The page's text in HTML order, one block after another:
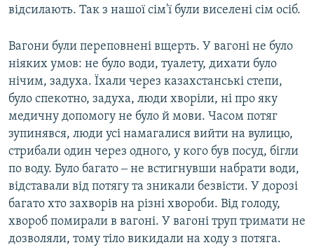
відсилають. Так з нашої сім'ї були виселені сім осіб.
Вагони були переповнені вщерть. У вагоні не було
ніяких умов: не було води, туалету, дихати було
нічим, задуха. Їхали через казахстанські степи,
було спекотно, задуха, люди хворіли, ні про яку
медичну допомогу не було й мови. Часом потяг
зупинявся, люди усі намагалися вийти на вулицю,
стрибали один через одного, у кого був посуд, бігли
по воду. Було багато ‒ не встигнувши набрати води,
відставали від потягу та зникали безвісти. У дорозі
багато хто захворів на різні хвороби. Від голоду,
хвороб помирали в вагоні. У вагоні труп тримати не
дозволяли, тому тіло викидали на ходу з потяга.